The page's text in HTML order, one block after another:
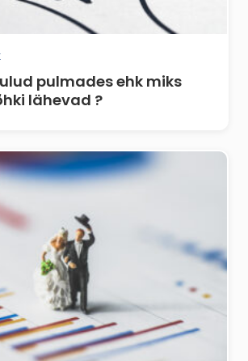
pulmades ehk miks
lähevad ?